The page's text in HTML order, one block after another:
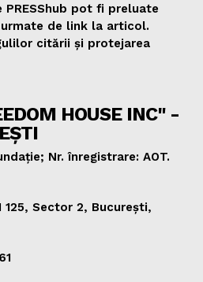
pot fi preluate
de link la articol.
citării și protejarea
HOUSE INC" -
Nr. înregistrare: AOT.
125, Sector 2, București,